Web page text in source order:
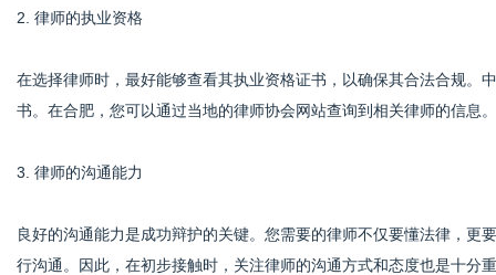
2. 律师的执业资格
在选择律师时，最好能够查看其执业资格证书，以确保其合法合规。
书。在合肥，您可以通过当地的律师协会网站查询到相关律师的信息。
3. 律师的沟通能力
良好的沟通能力是成功辩护的关键。您需要的律师不仅要懂法律，更
行沟通。因此，在初步接触时，关注律师的沟通方式和态度也是十分